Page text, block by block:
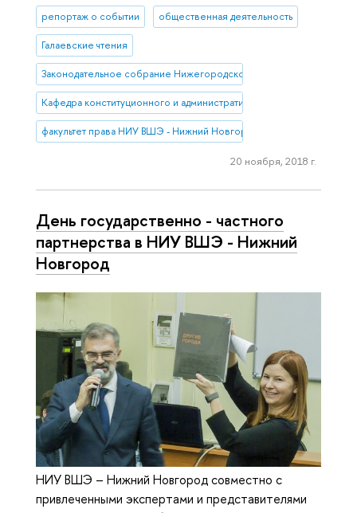
репортаж о событии общественная деятельность
Галаевские чтения
Законодательное собрание Нижегородской области
Кафедра конституционного и административного права НИУ ВШЭ
факультет права НИУ ВШЭ - Нижний Новгород
20 ноября, 2018 г.
День государственно - частного
партнерства в НИУ ВШЭ - Нижний
Новгород
НИУ ВШЭ – Нижний Новгород совместно с
привлеченными экспертами и представителями